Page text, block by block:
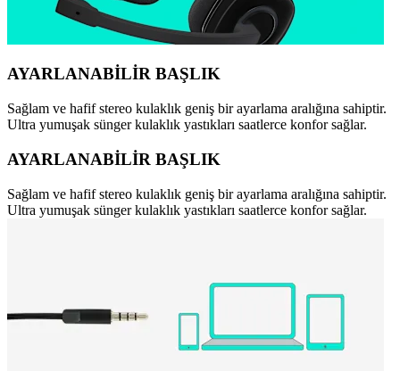
AYARLANABİLİR BAŞLIK
Sağlam ve hafif stereo kulaklık geniş bir ayarlama aralığına sahiptir.
Ultra yumuşak sünger kulaklık yastıkları saatlerce konfor sağlar.
AYARLANABİLİR BAŞLIK
Sağlam ve hafif stereo kulaklık geniş bir ayarlama aralığına sahiptir.
Ultra yumuşak sünger kulaklık yastıkları saatlerce konfor sağlar.